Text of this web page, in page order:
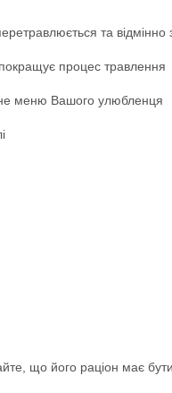
та
процес травлення
меню Вашого улюбленця
що його раціон має